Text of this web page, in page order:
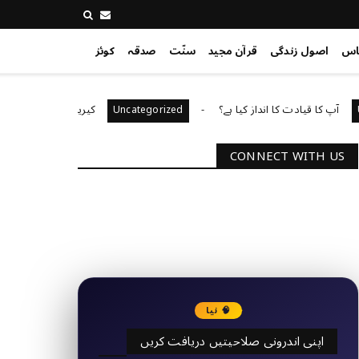
اصول زندگی قرآن مجید سنّت صدقہ کوئز
قیادت کا انداز کیا ہے؟ Uncategorized کیریئر کی ترقی کی صلاحیت
CONNECT WITH US
🧠 نیا
اپنی اندرونی صلاحیتیں دریافت کریں